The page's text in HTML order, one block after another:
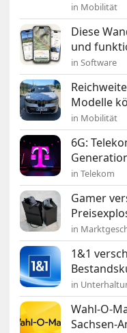
in Mobilität
Diese
und
in Software
Modelle
in Mobilität
6G:
in Telekom
Gamer
in
1&1
in
Wahl-O-
Sachsen-